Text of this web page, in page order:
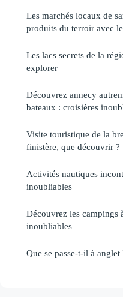
Les marchés locaux de
produits du terroir avec
Les lacs secrets de la
explorer
Découvrez annecy
bateaux : croisières
Visite touristique de la
finistère, que découvrir ?
Activités nautiques
inoubliables
Découvrez les campings
inoubliables
Que se passe-t-il à